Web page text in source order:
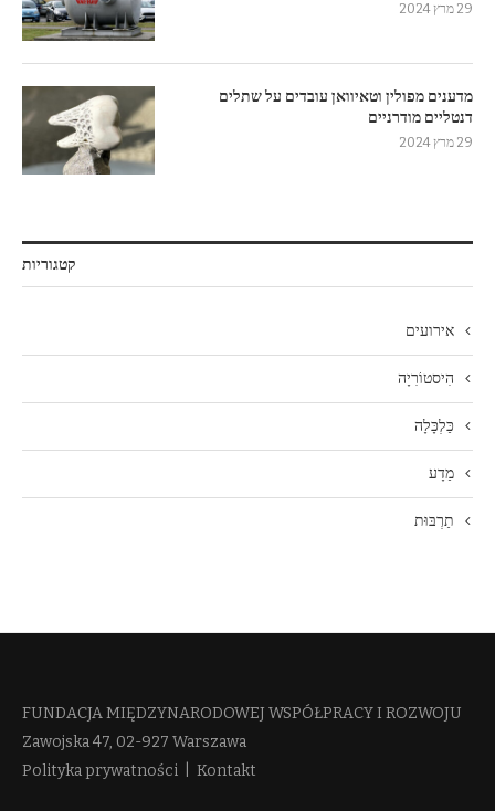
29 מרץ 2024
מדענים מפולין וטאיוואן עובדים על שתלים
דנטליים מודרניים
29 מרץ 2024
קטגוריות
אירועים
הִיסטוֹרִיָה
כַּלְכָּלָה
מַדָע
תַרְבּוּת
FUNDACJA MIĘDZYNARODOWEJ WSPÓŁPRACY I ROZWOJU​
Zawojska 47, 02-927 Warszawa
Polityka prywatności
Kontakt